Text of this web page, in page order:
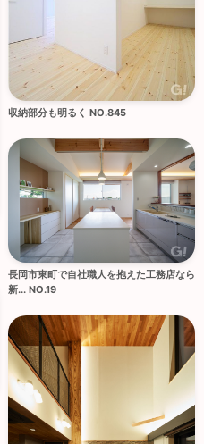
収納部分も明るく NO.845
長岡市東町で自社職人を抱えた工務店なら
新... NO.19